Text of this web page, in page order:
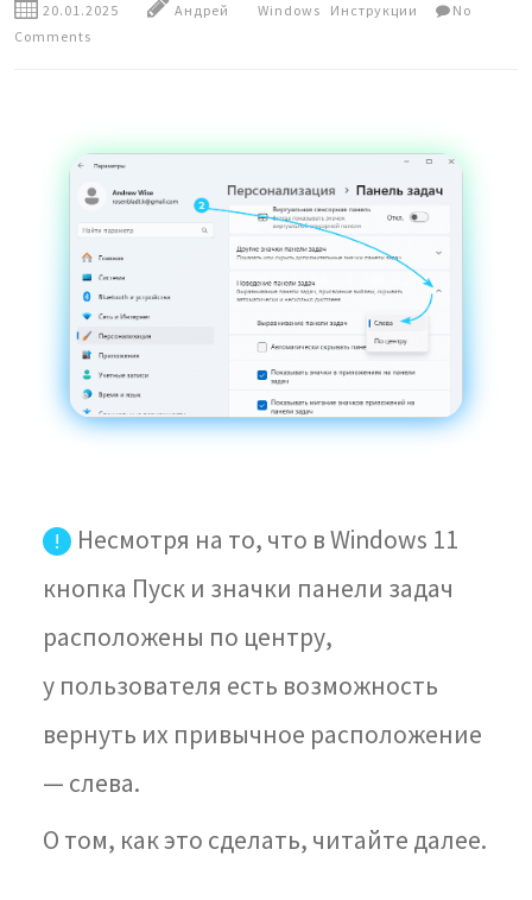
20.01.2025 Андрей Windows Инструкции
No
Comments
!
Несмотря на то, что в Windows 11
кнопка Пуск и значки панели задач
расположены по центру,
у пользователя есть возможность
вернуть их привычное расположение
— слева.
О том, как это сделать, читайте далее.